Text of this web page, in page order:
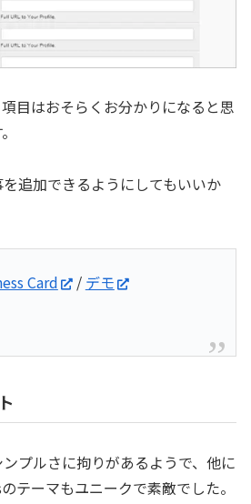
目はおそらくお分かりになると思
追加できるようにしてもいいか
Card / デモ
プルさに拘りがあるようで、他に
テーマもユニークで素敵でした。